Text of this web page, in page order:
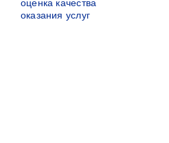
оценка качества
оказания услуг